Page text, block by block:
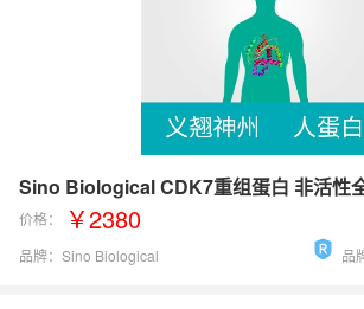
Sino Biological CDK7重组蛋白 非活性
价格： ￥2380
品牌： Sino Biological 品